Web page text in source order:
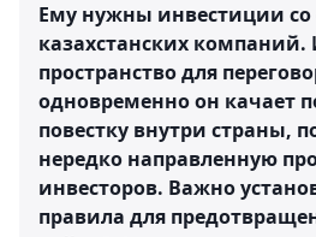
Ему нужны инвестиции со
казахстанских компаний.
пространство для
одновременно он качает
повестку внутри страны,
нередко направленную
инвесторов. Важно
правила для